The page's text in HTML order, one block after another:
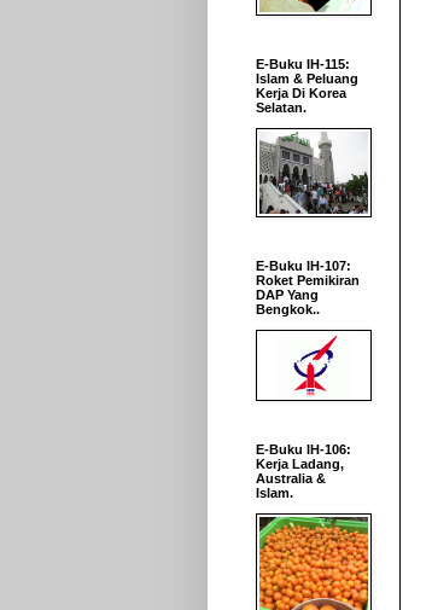
E-Buku IH-115:
Islam & Peluang
Kerja Di Korea
Selatan.
E-Buku IH-107:
Roket Pemikiran
DAP Yang
Bengkok..
E-Buku IH-106:
Kerja Ladang,
Australia &
Islam.